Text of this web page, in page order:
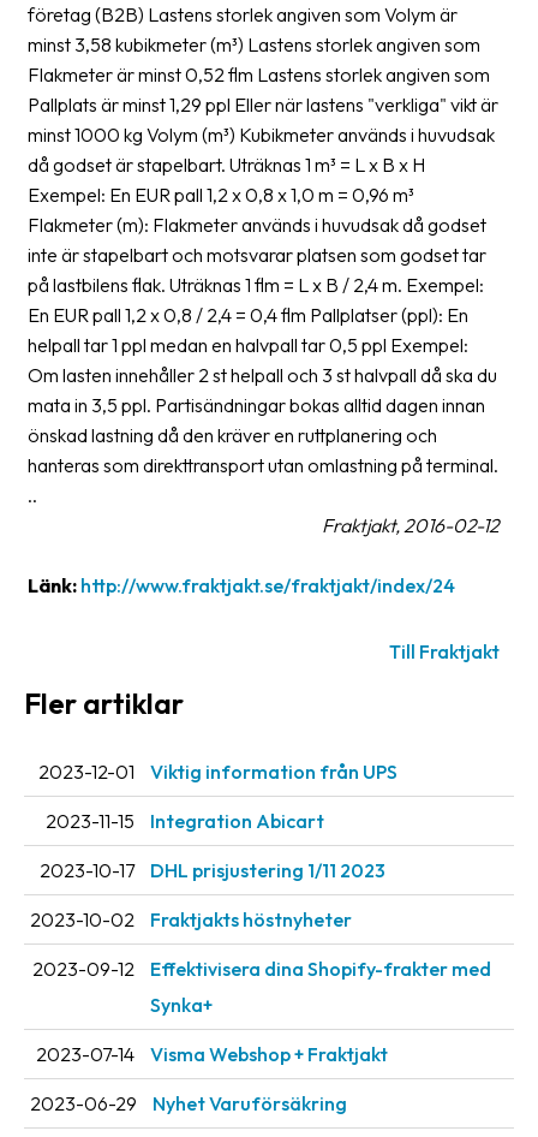
Pressrum
Medarbetare
Jobb
&
karriär
Nyhetsarkiv
Kontakta
Villkor
Allmänna
villkor
farligt
företag (B2B) Lastens storlek angiven som Volym är
minst 3,58 kubikmeter (m³) Lastens storlek angiven som
Flakmeter är minst 0,52 flm Lastens storlek angiven som
Pallplats är minst 1,29 ppl Eller när lastens "verkliga" vikt är
minst 1000 kg Volym (m³) Kubikmeter används i huvudsak
då godset är stapelbart. Uträknas 1 m³ = L x B x H
Exempel: En EUR pall 1,2 x 0,8 x 1,0 m = 0,96 m³
Flakmeter (m): Flakmeter används i huvudsak då godset
inte är stapelbart och motsvarar platsen som godset tar
på lastbilens flak. Uträknas 1 flm = L x B / 2,4 m. Exempel:
En EUR pall 1,2 x 0,8 / 2,4 = 0,4 flm Pallplatser (ppl): En
helpall tar 1 ppl medan en halvpall tar 0,5 ppl Exempel:
Om lasten innehåller 2 st helpall och 3 st halvpall då ska du
mata in 3,5 ppl. Partisändningar bokas alltid dagen innan
önskad lastning då den kräver en ruttplanering och
hanteras som direkttransport utan omlastning på terminal.
..
Fraktjakt, 2016-02-12
Länk: http://www.fraktjakt.se/fraktjakt/index/24
Till Fraktjakt
Fler artiklar
2023-12-01 Viktig information från UPS
2023-11-15 Integration Abicart
2023-10-17 DHL prisjustering 1/11 2023
2023-10-02 Fraktjakts höstnyheter
2023-09-12
Effektivisera dina Shopify-frakter med
Synka+
2023-07-14 Visma Webshop + Fraktjakt
2023-06-29 Nyhet Varuförsäkring